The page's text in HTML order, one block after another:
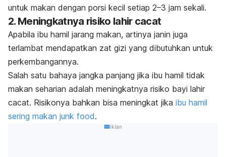
untuk makan dengan porsi kecil setiap 2–3 jam sekali.
2. Meningkatnya risiko lahir cacat
Apabila ibu hamil jarang makan, artinya janin juga
terlambat mendapatkan zat gizi yang dibutuhkan untuk
perkembangannya.
Salah satu bahaya jangka panjang jika ibu hamil tidak
makan seharian adalah meningkatnya risiko bayi lahir
cacat. Risikonya bahkan bisa meningkat jika ibu hamil
sering makan junk food.
Iklan